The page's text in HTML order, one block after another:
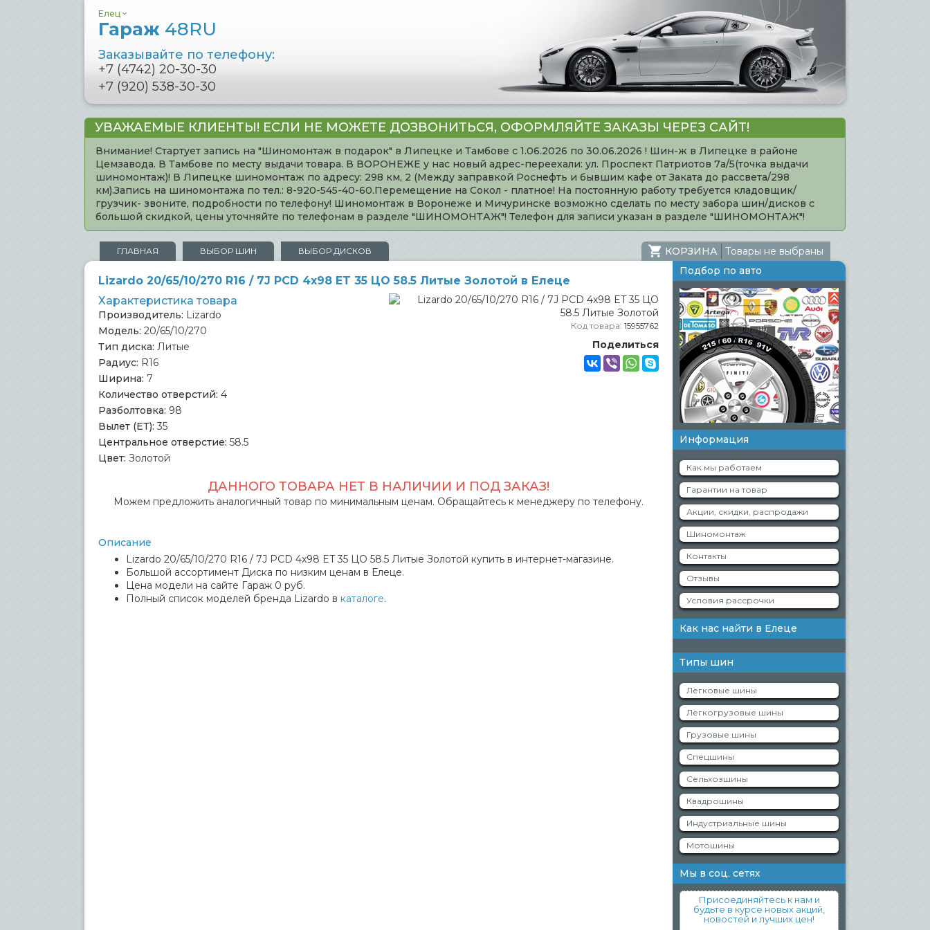
Елец
Гараж 48RU
Заказывайте по телефону:
+7 (4742) 20-30-30
+7 (920) 538-30-30
УВАЖАЕМЫЕ КЛИЕНТЫ! ЕСЛИ НЕ МОЖЕТЕ ДОЗВОНИТЬСЯ, ОФОРМЛЯЙТЕ ЗАКАЗЫ ЧЕРЕЗ САЙТ!
Внимание! Стартует запись на "Шиномонтаж в подарок" в Липецке и Тамбове с 1.06.2026 по 30.06.2026 ! Шин-ж в Липецке в районе
Цемзавода. В Тамбове по месту выдачи товара. В ВОРОНЕЖЕ у нас новый адрес-переехали: ул. Проспект Патриотов 7а/5(точка выдачи
шиномонтаж)! В Липецке шиномонтаж по адресу: 298 км, 2 (Между заправкой Роснефть и бывшим кафе от Заката до рассвета/298
км).Запись на шиномонтажа по тел.: 8-920-545-40-60.Перемещение на Сокол - платное! На постоянную работу требуется кладовщик/
грузчик- звоните, подробности по телефону! Шиномонтаж в Воронеже и Мичуринске возможно сделать по месту забора шин/дисков с
большой скидкой, цены уточняйте по телефонам в разделе "ШИНОМОНТАЖ"! Телефон для записи указан в разделе "ШИНОМОНТАЖ"!
ГЛАВНАЯ ВЫБОР ШИН ВЫБОР ДИСКОВ КОРЗИНА Товары не выбраны
Lizardo 20/65/10/270 R16 / 7J PCD 4x98 ET 35 ЦО 58.5 Литые Золотой в Елеце
Характеристика товара
Производитель: Lizardo
Модель: 20/65/10/270
Тип диска: Литые
Радиус: R16
Ширина: 7
Количество отверстий: 4
Разболтовка: 98
Вылет (ЕТ): 35
Центральное отверстие: 58.5
Цвет: Золотой
Код товара: 15955762
Поделиться
ДАННОГО ТОВАРА НЕТ В НАЛИЧИИ И ПОД ЗАКАЗ!
Можем предложить аналогичный товар по минимальным ценам. Обращайтесь к менеджеру по телефону.
Описание
Lizardo 20/65/10/270 R16 / 7J PCD 4x98 ET 35 ЦО 58.5 Литые Золотой купить в интернет-магазине.
Большой ассортимент Диска по низким ценам в Елеце.
Цена модели на сайте Гараж 0 руб.
Полный список моделей бренда Lizardo в каталоге.
Подбор по авто
Информация
Как мы работаем
Гарантии на товар
Акции, скидки, распродажи
Шиномонтаж
Контакты
Отзывы
Условия рассрочки
Как нас найти в Елеце
Типы шин
Легковые шины
Легкогрузовые шины
Грузовые шины
Спецшины
Сельхозшины
Квадрошины
Индустриальные шины
Мотошины
Мы в соц. сетях
Присоединяйтесь к нам и
будьте в курсе новых акций,
новостей и лучших цен!